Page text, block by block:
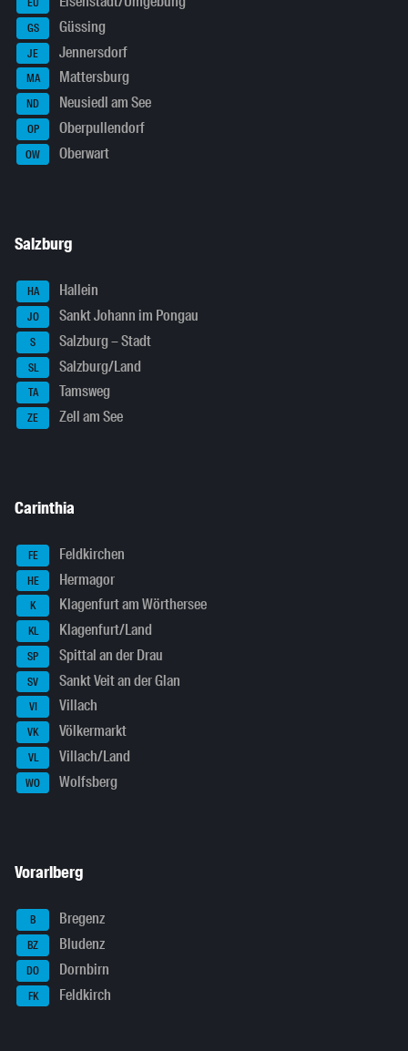
GS Güssing
JE Jennersdorf
MA Mattersburg
ND Neusiedl am See
OP Oberpullendorf
OW Oberwart
Salzburg
HA Hallein
JO Sankt Johann im Pongau
S Salzburg – Stadt
SL Salzburg/Land
TA Tamsweg
ZE Zell am See
Carinthia
FE Feldkirchen
HE Hermagor
K Klagenfurt am Wörthersee
KL Klagenfurt/Land
SP Spittal an der Drau
SV Sankt Veit an der Glan
VI Villach
VK Völkermarkt
VL Villach/Land
WO Wolfsberg
Vorarlberg
B Bregenz
BZ Bludenz
DO Dornbirn
FK Feldkirch